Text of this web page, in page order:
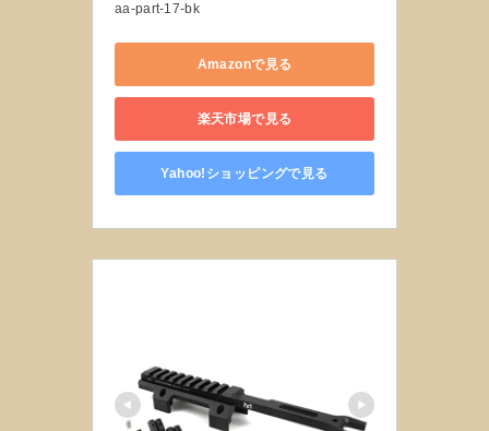
aa-part-17-bk
Amazonで見る
楽天市場で見る
Yahoo!ショッピングで見る